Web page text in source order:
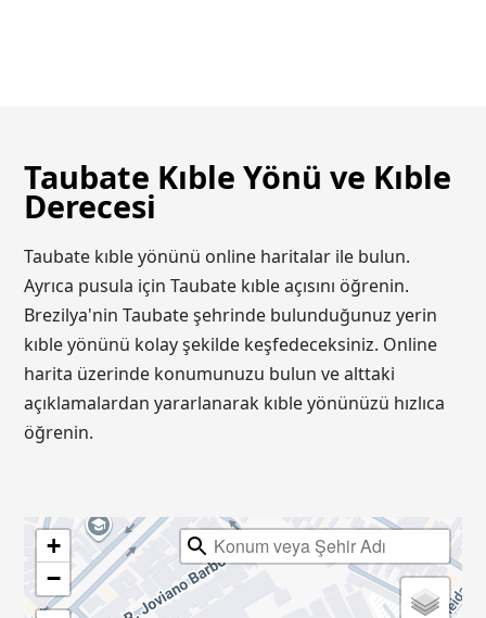
Taubate Kıble Yönü ve Kıble
Derecesi
Taubate kıble yönünü online haritalar ile bulun.
Ayrıca pusula için Taubate kıble açısını öğrenin.
Brezilya'nin Taubate şehrinde bulunduğunuz yerin
kıble yönünü kolay şekilde keşfedeceksiniz. Online
harita üzerinde konumunuzu bulun ve alttaki
açıklamalardan yararlanarak kıble yönünüzü hızlıca
öğrenin.
+
−